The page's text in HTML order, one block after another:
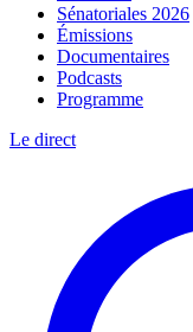
Sénatoriales 2026
Émissions
Documentaires
Podcasts
Programme
Le direct